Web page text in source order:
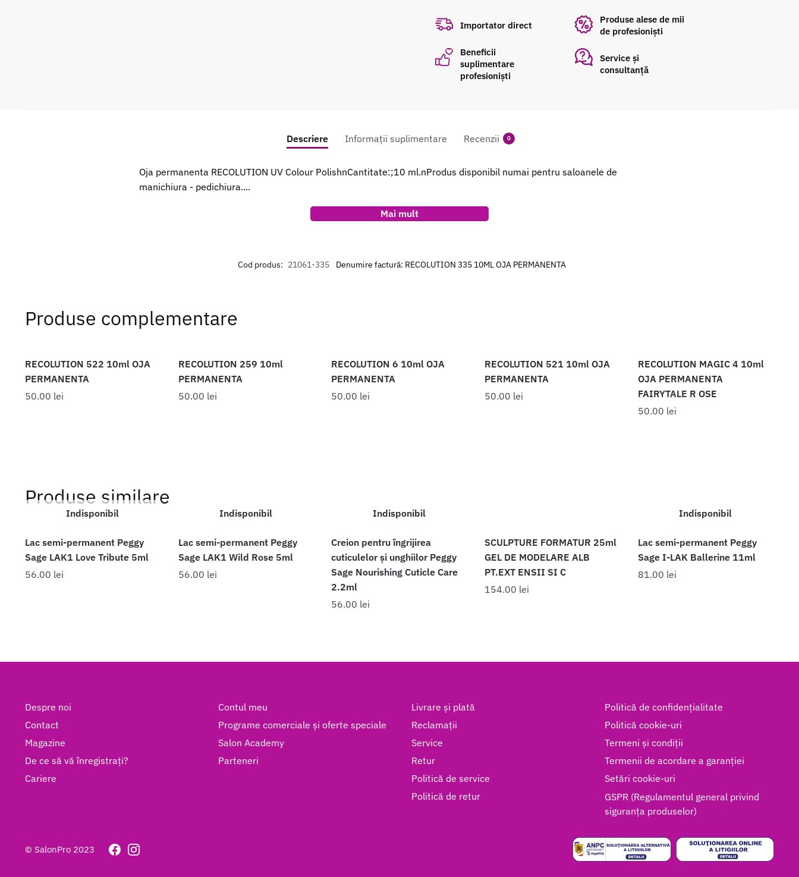
10ml
OJA
PERMANENTA
Importator direct
Produse alese de mii
de profesioniști
Beneficii
suplimentare
profesioniști
Service și
consultanță
Descriere Informații suplimentare Recenzii 0
Oja permanenta RECOLUTION UV Colour PolishnCantitate:;10 ml.nProdus disponibil numai pentru saloanele de
manichiura - pedichiura....
Mai mult
Cod produs: 21061-335 Denumire factură: RECOLUTION 335 10ML OJA PERMANENTA
Produse complementare
RECOLUTION 522 10ml OJA
PERMANENTA
50.00 lei
RECOLUTION 259 10ml
PERMANENTA
50.00 lei
RECOLUTION 6 10ml OJA
PERMANENTA
50.00 lei
RECOLUTION 521 10ml OJA
PERMANENTA
50.00 lei
RECOLUTION MAGIC 4 10ml
OJA PERMANENTA
FAIRYTALE R OSE
50.00 lei
Produse similare
Indisponibil
Lac semi-permanent Peggy
Sage LAK1 Love Tribute 5ml
56.00 lei
Indisponibil
Lac semi-permanent Peggy
Sage LAK1 Wild Rose 5ml
56.00 lei
Indisponibil
Creion pentru îngrijirea
cuticulelor și unghiilor Peggy
Sage Nourishing Cuticle Care
2.2ml
56.00 lei
SCULPTURE FORMATUR 25ml
GEL DE MODELARE ALB
PT.EXT ENSII SI C
154.00 lei
Indisponibil
Lac semi-permanent Peggy
Sage I-LAK Ballerine 11ml
81.00 lei
Despre noi
Contact
Magazine
De ce să vă înregistrați?
Cariere
Contul meu
Programe comerciale și oferte speciale
Salon Academy
Parteneri
Livrare și plată
Reclamații
Service
Retur
Politică de service
Politică de retur
Politică de confidențialitate
Politică cookie-uri
Termeni și condiții
Termenii de acordare a garanției
Setări cookie-uri
GSPR (Regulamentul general privind
siguranța produselor)
© SalonPro 2023